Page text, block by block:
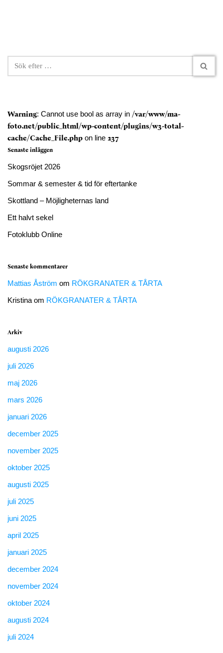
Warning: Cannot use bool as array in /var/www/ma-
foto.net/public_html/wp-content/plugins/w3-total-
cache/Cache_File.php on line 237
Senaste inläggen
Skogsröjet 2026
Sommar & semester & tid för eftertanke
Skottland – Möjligheternas land
Ett halvt sekel
Fotoklubb Online
Senaste kommentarer
Mattias Åström om RÖKGRANATER & TÅRTA
Kristina om RÖKGRANATER & TÅRTA
Arkiv
augusti 2026
juli 2026
maj 2026
mars 2026
januari 2026
december 2025
november 2025
oktober 2025
augusti 2025
juli 2025
juni 2025
april 2025
januari 2025
december 2024
november 2024
oktober 2024
augusti 2024
juli 2024